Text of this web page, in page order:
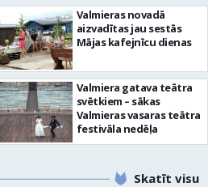
Valmieras novadā
aizvadītas jau sestās
Mājas kafejnīcu dienas
Valmiera gatava teātra
svētkiem – sākas
Valmieras vasaras teātra
festivāla nedēļa
Skatīt visu